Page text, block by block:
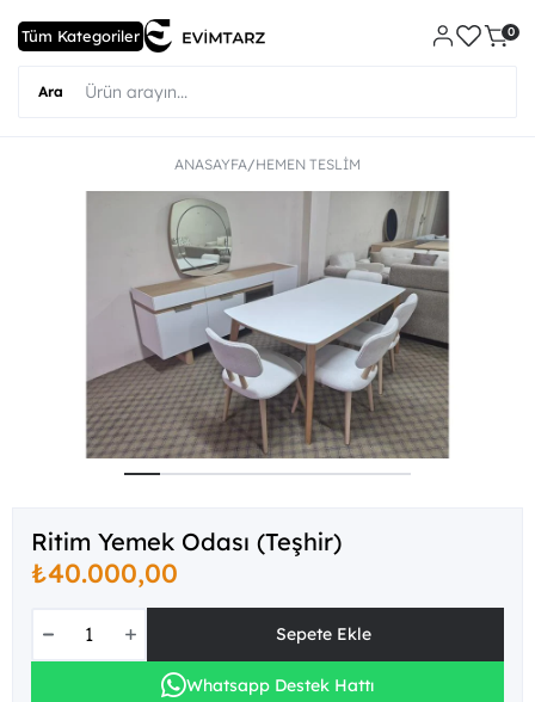
0
ANASAYFA HEMEN TESLIM
Ritim Yemek Odası (Teşhir)
₺40.000,00
Whatsapp Destek Hattı